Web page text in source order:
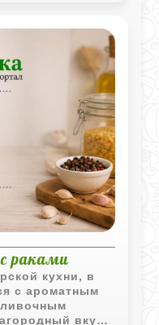
раками
кухни, в
с ароматным
вкус